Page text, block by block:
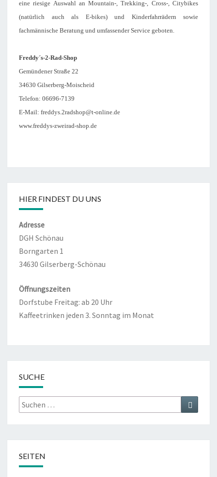
eine riesige Auswahl an Mountain-, Trekking-, Cross-, Citybikes
(natürlich auch als E-bikes) und Kinderfahrrädern sowie
fachmännische Beratung und umfassender Service geboten.
Freddy´s-2-Rad-Shop
Gemündener Straße 22
34630 Gilserberg-Moischeid
Telefon: 06696-7139
E-Mail: freddys.2radshop@t-online.de
www.freddys-zweirad-shop.de
HIER FINDEST DU UNS
Adresse
DGH Schönau
Borngarten 1
34630 Gilserberg-Schönau
Öffnungszeiten
Dorfstube Freitag: ab 20 Uhr
Kaffeetrinken jeden 3. Sonntag im Monat
SUCHE
Suche
nach:
SEITEN